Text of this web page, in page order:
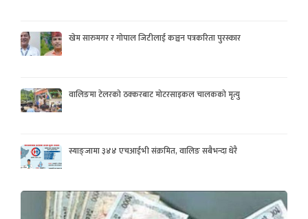
खेम सारुमगर र गोपाल जिटीलाई कञ्चन पत्रकरिता पुरस्कार
वालिङमा टेलरको ठक्करबाट मोटरसाइकल चालकको मृत्यु
स्याङ्जामा ३४४ एचआईभी संक्रमित, वालिङ सबैभन्दा धेरै